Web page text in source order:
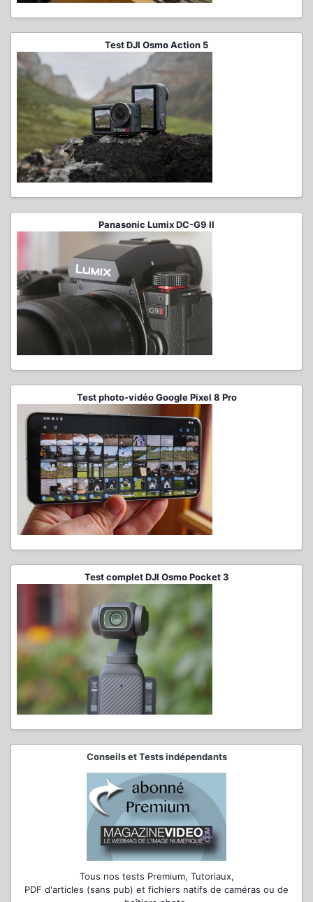
Test DJI Osmo Action 5
Panasonic Lumix DC-G9 II
Test photo-vidéo Google Pixel 8 Pro
Test complet DJI Osmo Pocket 3
Conseils et Tests indépendants
Tous nos tests Premium, Tutoriaux,
PDF d'articles (sans pub) et fichiers natifs de caméras ou de